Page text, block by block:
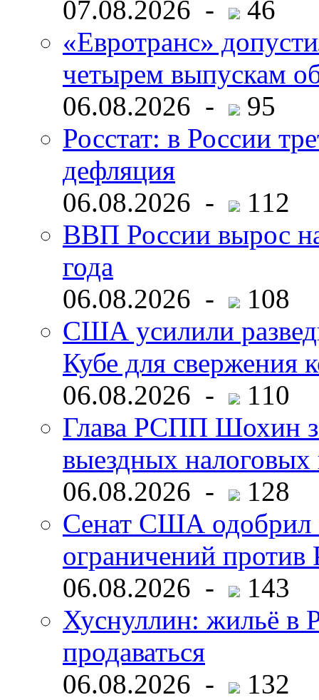
07.08.2026 -
46
«Евротранс»
четырем выпускам
06.08.2026 -
95
Росстат: в России
дефляция
06.08.2026 -
112
ВВП России вырос
года
06.08.2026 -
108
США усилили
Кубе для свержения
06.08.2026 -
110
Глава РСПП Шохин
выездных налоговых
06.08.2026 -
128
Сенат США одобрил
ограничений
06.08.2026 -
143
Хуснуллин: жильё в
продаваться
06.08.2026 -
132